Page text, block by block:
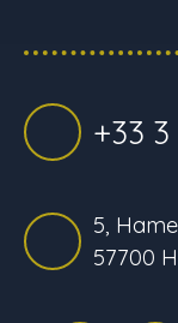
+33
5,
57700